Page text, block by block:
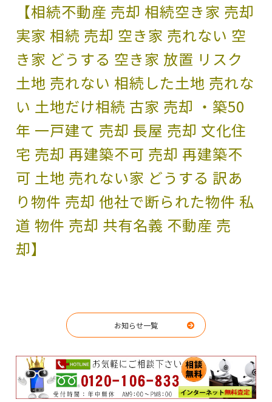
【相続不動産 売却 相続空き家 売却
実家 相続 売却 空き家 売れない 空
き家 どうする 空き家 放置 リスク
土地 売れない 相続した土地 売れな
い 土地だけ相続 古家 売却 ・築50
年 一戸建て 売却 長屋 売却 文化住
宅 売却 再建築不可 売却 再建築不
可 土地 売れない家 どうする 訳あ
り物件 売却 他社で断られた物件 私
道 物件 売却 共有名義 不動産 売
却】
お知らせ一覧